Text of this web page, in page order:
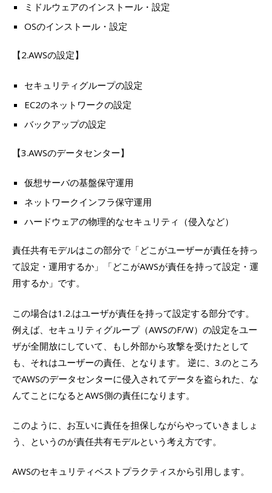
ミドルウェアのインストール・設定
OSのインストール・設定
【2.AWSの設定】
セキュリティグループの設定
EC2のネットワークの設定
バックアップの設定
【3.AWSのデータセンター】
仮想サーバの基盤保守運用
ネットワークインフラ保守運用
ハードウェアの物理的なセキュリティ（侵入など）
責任共有モデルはこの部分で「どこがユーザーが責任を持っ
て設定・運用するか」「どこがAWSが責任を持って設定・運
用するか」です。
この場合は1.2.はユーザが責任を持って設定する部分です。
例えば、セキュリティグループ（AWSのF/W）の設定をユー
ザが全開放にしていて、もし外部から攻撃を受けたとして
も、それはユーザーの責任、となります。 逆に、3.のところ
でAWSのデータセンターに侵入されてデータを盗られた、な
んてことになるとAWS側の責任になります。
このように、お互いに責任を担保しながらやっていきましょ
う、というのが責任共有モデルという考え方です。
AWSのセキュリティベストプラクティスから引用します。